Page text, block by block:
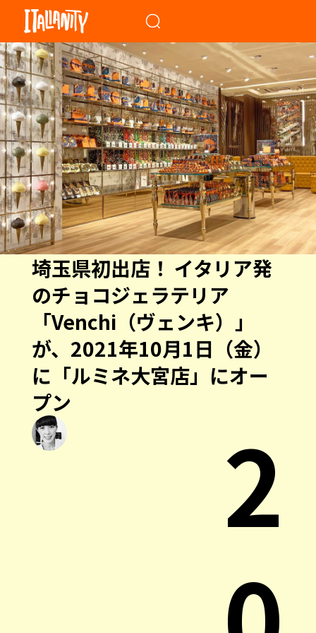
埼玉県初出店！ イタリア発
のチョコジェラテリア
「Venchi（ヴェンキ）」
が、2021年10月1日（金）
に「ルミネ大宮店」にオー
プン
2